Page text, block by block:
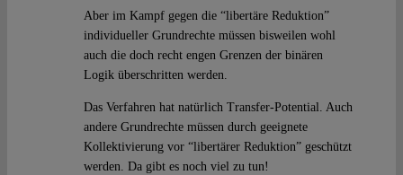
Aber im Kampf gegen die “libertäre Reduktion”
individueller Grundrechte müssen bisweilen wohl
auch die doch recht engen Grenzen der binären
Logik überschritten werden.
Das Verfahren hat natürlich Transfer-Potential. Auch
andere Grundrechte müssen durch geeignete
Kollektivierung vor “libertärer Reduktion” geschützt
werden. Da gibt es noch viel zu tun!